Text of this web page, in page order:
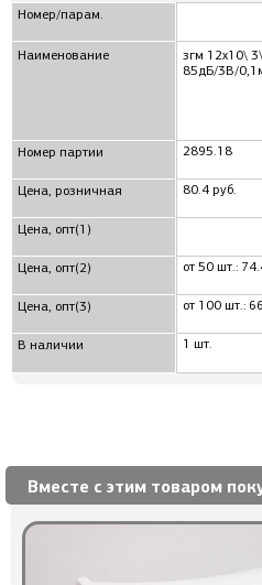
Номер/парам.
Наименование
Номер партии
Цена, розничная
Цена, опт(1)
Цена, опт(2)
Цена, опт(3)
В наличии
згм 12x10\
85дБ/3В/
2895.18
80.4 руб.
от 50 шт.:
от 100 шт.:
1 шт.
Вместе с этим товаром